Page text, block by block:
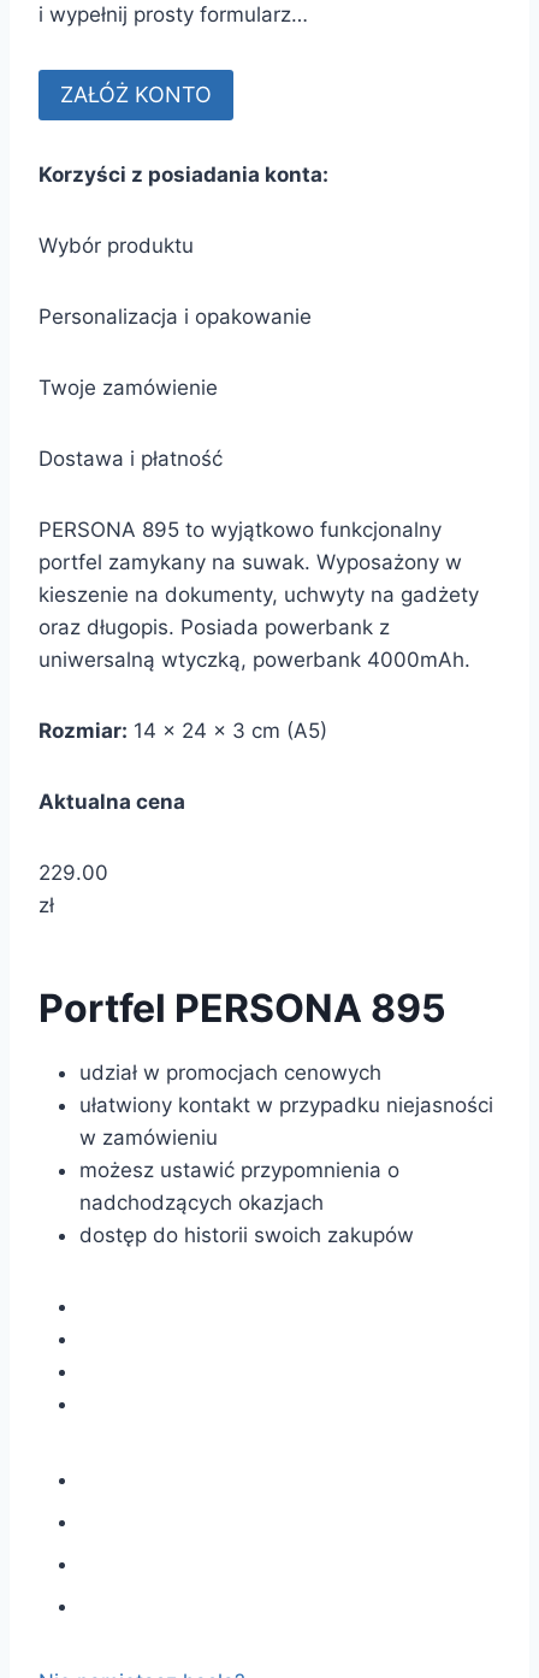
i wypełnij prosty formularz…
Korzyści z posiadania konta:
Wybór produktu
Personalizacja i opakowanie
Twoje zamówienie
Dostawa i płatność
PERSONA 895 to wyjątkowo funkcjonalny
portfel zamykany na suwak. Wyposażony w
kieszenie na dokumenty, uchwyty na gadżety
oraz długopis. Posiada powerbank z
uniwersalną wtyczką, powerbank 4000mAh.
Rozmiar: 14 x 24 x 3 cm (A5)
Aktualna cena
229.00
zł
Portfel PERSONA 895
udział w promocjach cenowych
ułatwiony kontakt w przypadku niejasności
w zamówieniu
możesz ustawić przypomnienia o
nadchodzących okazjach
dostęp do historii swoich zakupów